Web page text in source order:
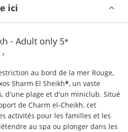
ici
- Adult only 5*
au bord de la mer Rouge,
Sharm El Sheikh*, un vaste
d'une plage et d'un miniclub. Situé
de Charm el-Cheikh, cet
activités pour les familles et les
au spa ou plonger dans les